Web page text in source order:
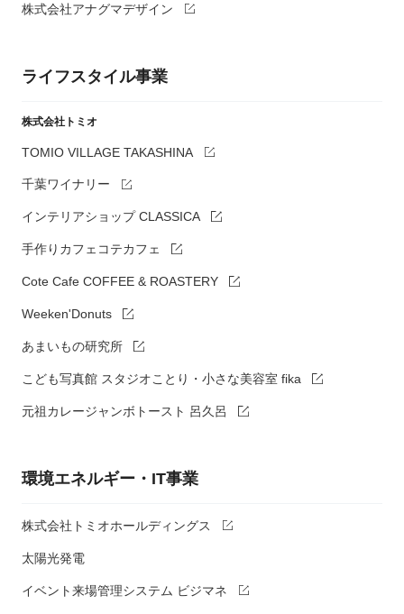
株式会社アナグマデザイン
ライフスタイル事業
株式会社トミオ
TOMIO VILLAGE TAKASHINA
千葉ワイナリー
インテリアショップ CLASSICA
手作りカフェコテカフェ
Cote Cafe COFFEE & ROASTERY
Weeken'Donuts
あまいもの研究所
こども写真館 スタジオことり・小さな美容室 fika
元祖カレージャンボトースト 呂久呂
環境エネルギー・IT事業
株式会社トミオホールディングス
太陽光発電
イベント来場管理システム ビジマネ